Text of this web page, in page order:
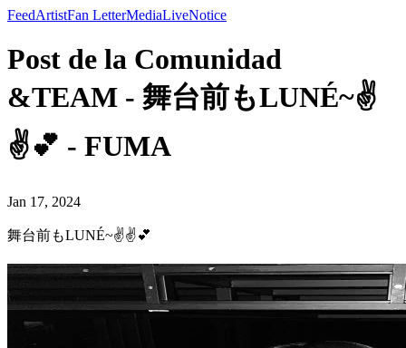
FeedArtistFan LetterMediaLiveNotice
Post de la Comunidad
&TEAM - 舞台前もLUNÉ~✌️
✌️💕 - FUMA
Jan 17, 2024
舞台前もLUNÉ~✌️✌️💕